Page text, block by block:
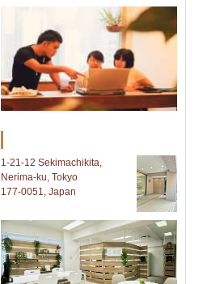
1-21-12 Sekimachikita,
Nerima-ku, Tokyo
177-0051, Japan